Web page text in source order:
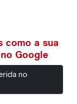
como a sua
Google
no